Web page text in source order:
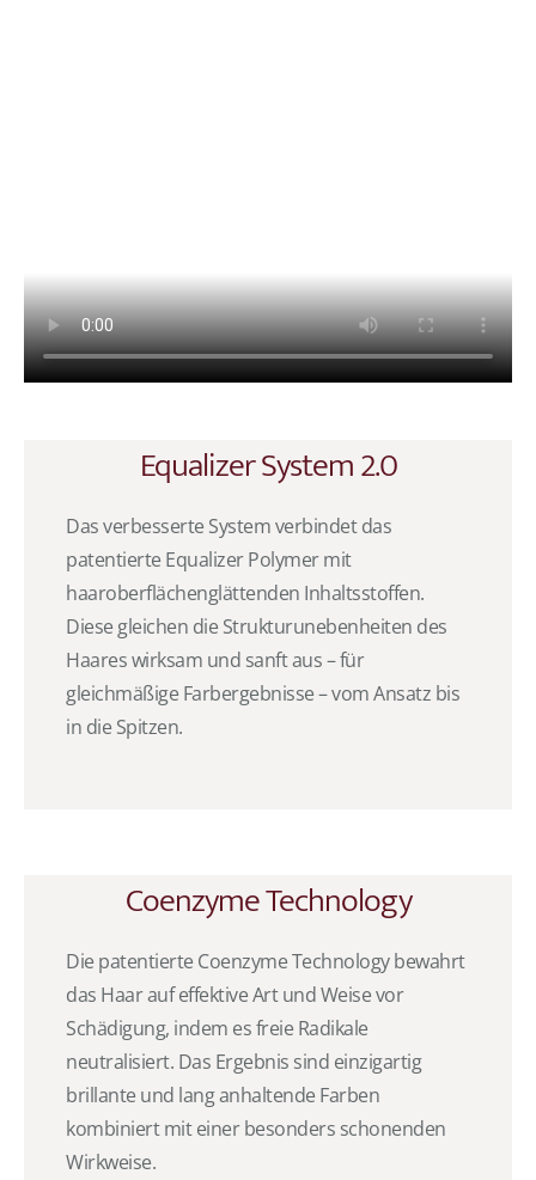
Equalizer System 2.0
Das verbesserte System verbindet das
patentierte Equalizer Polymer mit
haaroberflächenglättenden Inhaltsstoffen.
Diese gleichen die Strukturunebenheiten des
Haares wirksam und sanft aus – für
gleichmäßige Farbergebnisse – vom Ansatz bis
in die Spitzen.
Coenzyme Technology
Die patentierte Coenzyme Technology bewahrt
das Haar auf effektive Art und Weise vor
Schädigung, indem es freie Radikale
neutralisiert. Das Ergebnis sind einzigartig
brillante und lang anhaltende Farben
kombiniert mit einer besonders schonenden
Wirkweise.